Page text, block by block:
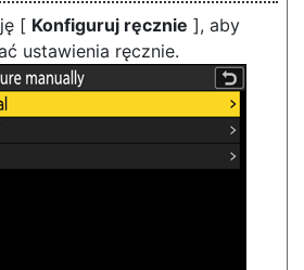
[ Konfiguruj ręcznie ], aby
ustawienia ręcznie.